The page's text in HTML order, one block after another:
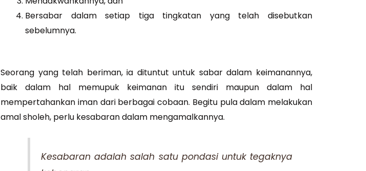
Bersabar dalam setiap tiga tingkatan yang telah disebutkan
sebelumnya.
Seorang yang telah beriman, ia dituntut untuk sabar dalam keimanannya,
baik dalam hal memupuk keimanan itu sendiri maupun dalam hal
mempertahankan iman dari berbagai cobaan. Begitu pula dalam melakukan
amal sholeh, perlu kesabaran dalam mengamalkannya.
Kesabaran adalah salah satu pondasi untuk tegaknya